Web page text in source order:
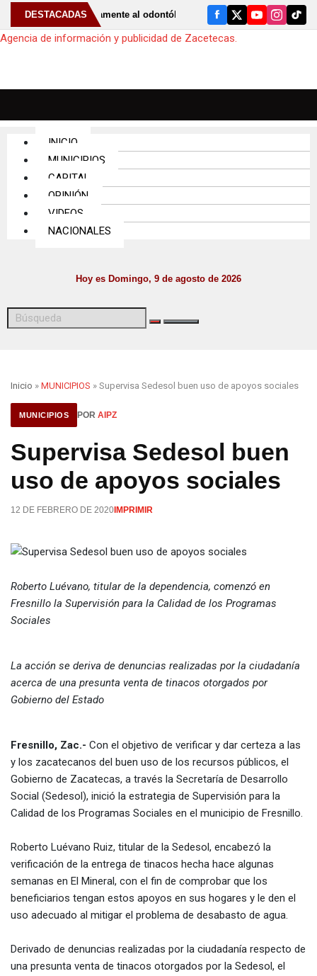
DESTACADAS
periódicamente al odontólogo puede ayudar a detectar el
Agencia de información y publicidad de Zacetecas.
INICIO
MUNICIPIOS
CAPITAL
OPINIÓN
VIDEOS
NACIONALES
Hoy es Domingo, 9 de agosto de 2026
Inicio » MUNICIPIOS » Supervisa Sedesol buen uso de apoyos sociales
MUNICIPIOS POR AIPZ
Supervisa Sedesol buen
uso de apoyos sociales
12 DE FEBRERO DE 2020 IMPRIMIR
Roberto Luévano, titular de la dependencia, comenzó en
Fresnillo la Supervisión para la Calidad de los Programas
Sociales
La acción se deriva de denuncias realizadas por la ciudadanía
acerca de una presunta venta de tinacos otorgados por
Gobierno del Estado
Fresnillo, Zac.- Con el objetivo de verificar y dar certeza a las
y los zacatecanos del buen uso de los recursos públicos, el
Gobierno de Zacatecas, a través la Secretaría de Desarrollo
Social (Sedesol), inició la estrategia de Supervisión para la
Calidad de los Programas Sociales en el municipio de Fresnillo.
Roberto Luévano Ruiz, titular de la Sedesol, encabezó la
verificación de la entrega de tinacos hecha hace algunas
semanas en El Mineral, con el fin de comprobar que los
beneficiarios tengan estos apoyos en sus hogares y le den el
uso adecuado al mitigar el problema de desabasto de agua.
Derivado de denuncias realizadas por la ciudadanía respecto de
una presunta venta de tinacos otorgados por la Sedesol, el